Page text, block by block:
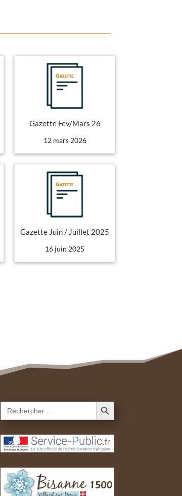
Gazette Fev/Mars 26
12 mars 2026
Gazette Juin / Juillet 2025
16 juin 2025
Search
for:
Search Button